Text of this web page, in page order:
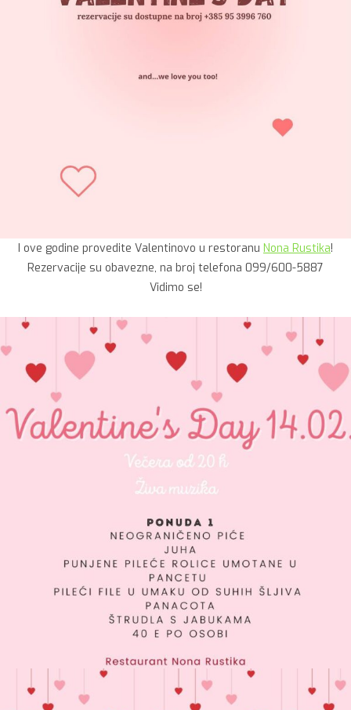
I ove godine provedite Valentinovo u restoranu Nona Rustika!
Rezervacije su obavezne, na broj telefona 099/600-5887
Vidimo se!